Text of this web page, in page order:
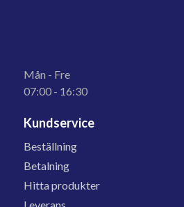
Mån - Fre
07:00 - 16:30
Kundservice
Beställning
Betalning
Hitta produkter